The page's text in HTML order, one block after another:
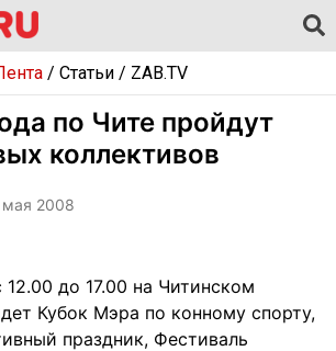
/ Статьи/ ZAB.TV
по Чите пройдут
коллективов
мая 2008
до 17.00 на Читинском
Кубок Мэра по конному спорту,
праздник, Фестиваль